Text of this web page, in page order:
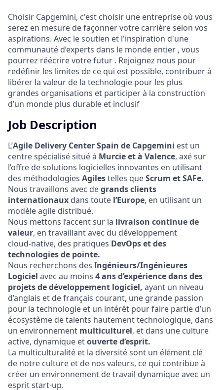
Choisir Capgemini, c'est choisir une entreprise où vous
serez en mesure de façonner votre carrière selon vos
aspirations. Avec le soutien et l'inspiration d'une
communauté d’experts dans le monde entier , vous
pourrez réécrire votre futur . Rejoignez nous pour
redéfinir les limites de ce qui est possible, contribuer à
libérer la valeur de la technologie pour les plus
grandes organisations et participer à la construction
d’un monde plus durable et inclusif
Job Description
L’Agile Delivery Center Spain de Capgemini est un
centre spécialisé situé à Murcie et à Valence, axé sur
l’offre de solutions logicielles innovantes en utilisant
des méthodologies Agilestelles queScrum et SAFe.
Nous travaillons avec degrands clients
internationaux dans toute l’Europe, en utilisant un
modèle agile distribué.
Nous mettons l’accent sur la livraison continue de
valeur, en travaillant avec du développement
cloud‑native, des pratiques DevOps et des
technologies de pointe.
Nous recherchons des Ingénieurs/Ingénieures
Logiciel avec au moins 4 ans d’expérience dans des
projets de développement logiciel, ayant un niveau
d’anglais et de français courant, une grande passion
pour la technologie et un intérêt pour faire partie d’un
écosystème de talents hautement technologique, dans
un environnement multiculturel, et dans une culture
active, dynamique etouverte d’esprit.
La multiculturalité et la diversité sont un élément clé
de notre culture et de nos valeurs, ce qui contribue à
créer un environnement de travail dynamique avec un
esprit start‑up.